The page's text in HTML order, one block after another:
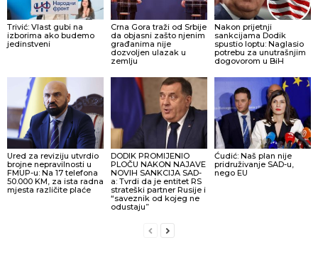
Trivić: Vlast gubi na
izborima ako budemo
jedinstveni
Crna Gora traži od Srbije
da objasni zašto njenim
građanima nije
dozvoljen ulazak u
zemlju
Nakon prijetnji
sankcijama Dodik
spustio loptu: Naglasio
potrebu za unutrašnjim
dogovorom u BiH
Ured za reviziju utvrdio
brojne nepravilnosti u
FMUP-u: Na 17 telefona
50.000 KM, za ista radna
mjesta različite plaće
DODIK PROMIJENIO
PLOČU NAKON NAJAVE
NOVIH SANKCIJA SAD-
a: Tvrdi da je entitet RS
strateški partner Rusije i
“saveznik od kojeg ne
odustaju”
Ćudić: Naš plan nije
pridruživanje SAD-u,
nego EU